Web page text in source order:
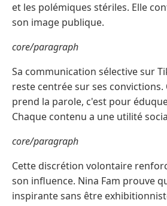
et les polémiques stériles. Elle
son image publique.
core/paragraph
Sa communication sélective sur
reste centrée sur ses convictions.
prend la parole, c'est pour
Chaque contenu a une utilité
core/paragraph
Cette discrétion volontaire
son influence. Nina Fam prouve
inspirante sans être